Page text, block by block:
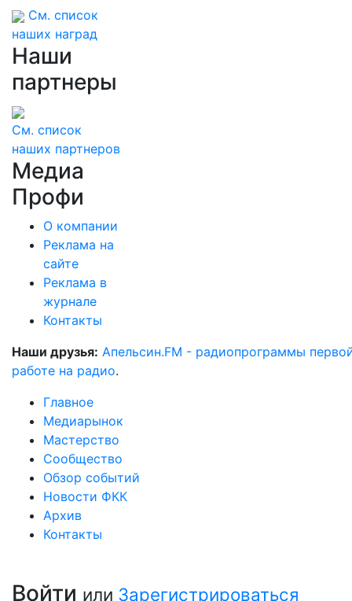
См. список
наших наград
Наши
партнеры
См. список
наших партнеров
Медиа
Профи
О компании
Реклама на
сайте
Реклама в
журнале
Контакты
Наши друзья: Апельсин.FM - радиопрограммы
работе на радио.
Главное
Медиарынок
Мастерство
Сообщество
Обзор событий
Новости ФКК
Архив
Контакты
Войти или Зарегистрироваться